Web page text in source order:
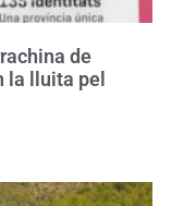
de
la lluita pel